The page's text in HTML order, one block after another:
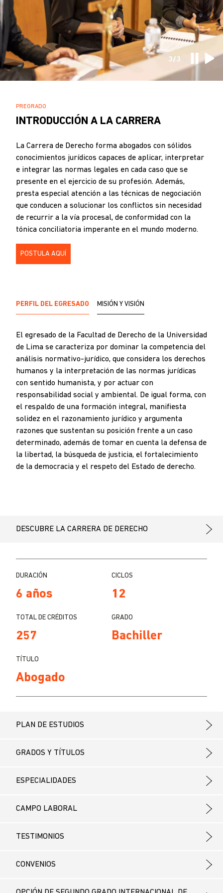
3/3
.SOBRESCRIBIR
ENLACES
AYUDA
A
LA
NAVEGACIÓN
PREGRADO
INTRODUCCIÓN A LA CARRERA
La Carrera de Derecho forma abogados con sólidos
conocimientos jurídicos capaces de aplicar, interpretar
e integrar las normas legales en cada caso que se
presente en el ejercicio de su profesión. Además,
presta especial atención a las técnicas de negociación
que conducen a solucionar los conflictos sin necesidad
de recurrir a la vía procesal, de conformidad con la
tónica conciliatoria imperante en el mundo moderno.
POSTULA AQUÍ
PERFIL DEL EGRESADO MISIÓN Y VISIÓN
El egresado de la Facultad de Derecho de la Universidad
de Lima se caracteriza por dominar la competencia del
análisis normativo-jurídico, que considera los derechos
humanos y la interpretación de las normas jurídicas
con sentido humanista, y por actuar con
responsabilidad social y ambiental. De igual forma, con
el respaldo de una formación integral, manifiesta
solidez en el razonamiento jurídico y argumenta
razones que sustentan su posición frente a un caso
determinado, además de tomar en cuenta la defensa de
la libertad, la búsqueda de justicia, el fortalecimiento
de la democracia y el respeto del Estado de derecho.
DESCUBRE LA CARRERA DE DERECHO
DURACIÓN
6 años
CICLOS
12
TOTAL DE CRÉDITOS
257
GRADO
Bachiller
TÍTULO
Abogado
PLAN DE ESTUDIOS
GRADOS Y TÍTULOS
ESPECIALIDADES
CAMPO LABORAL
TESTIMONIOS
CONVENIOS